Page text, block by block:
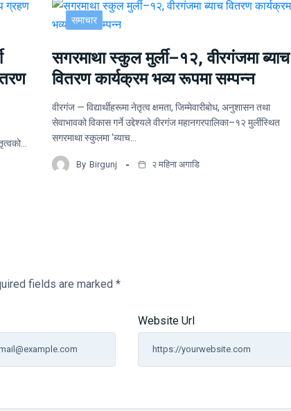
समाचार
सगरमाथा स्कुल मुर्ली–१२, वीरगंजमा ब्याच
वितरण कार्यक्रम भव्य रूपमा सम्पन्न
वीरगंज — विद्यार्थीहरूमा नेतृत्व क्षमता, जिम्मेवारीबोध, अनुशासन तथा
सेवाभावको विकास गर्ने उद्देश्यले वीरगंज महानगरपालिका–१२ मुर्लीस्थित
सगरमाथा स्कुलमा ‘ब्याच…
By Birgunj २ महिना अगाडि
fields are marked *
Website Url